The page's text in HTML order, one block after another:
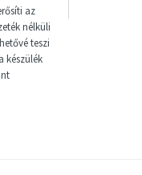
az
nélküli
teszi
készülék